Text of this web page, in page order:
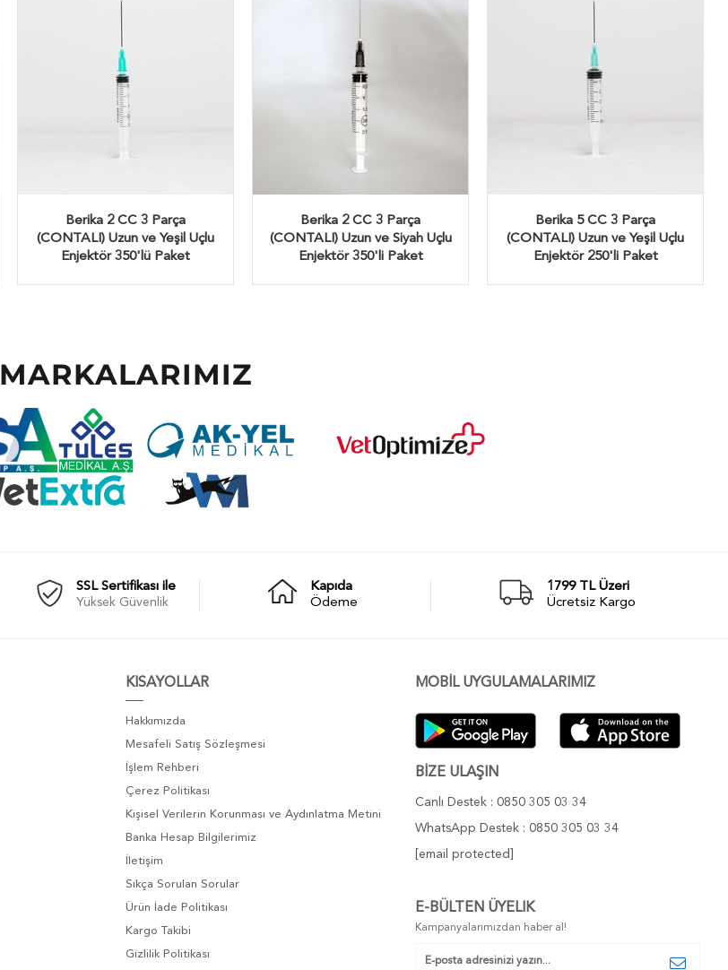
Berika 2 CC 3 Parça
(CONTALI) Uzun ve Yeşil Uçlu
Enjektör 350'lü Paket
Berika 2 CC 3 Parça
(CONTALI) Uzun ve Siyah Uçlu
Enjektör 350'li Paket
Berika 5 CC 3 Parça
(CONTALI) Uzun ve Yeşil Uçlu
Enjektör 250'li Paket
MARKALARIMIZ
SSL Sertifikası ile
Yüksek Güvenlik
Kapıda
Ödeme
1799 TL Üzeri
Ücretsiz Kargo
KISAYOLLAR
Hakkımızda
Mesafeli Satış Sözleşmesi
İşlem Rehberi
Çerez Politikası
Kişisel Verilerin Korunması ve Aydınlatma Metini
Banka Hesap Bilgilerimiz
İletişim
Sıkça Sorulan Sorular
Ürün İade Politikası
Kargo Takibi
Gizlilik Politikası
MOBİL UYGULAMALARIMIZ
BİZE ULAŞIN
Canlı Destek : 0850 305 03 34
WhatsApp Destek : 0850 305 03 34
[email protected]
E-BÜLTEN ÜYELIK
Kampanyalarımızdan haber al!